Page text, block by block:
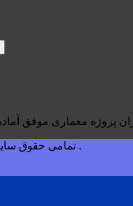
تمامی حقوق سایت نزد پروژه معماری98 محفوظ است .